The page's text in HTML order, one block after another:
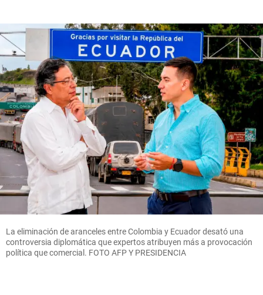
La eliminación de aranceles entre Colombia y Ecuador desató una
controversia diplomática que expertos atribuyen más a provocación
política que comercial. FOTO AFP Y PRESIDENCIA